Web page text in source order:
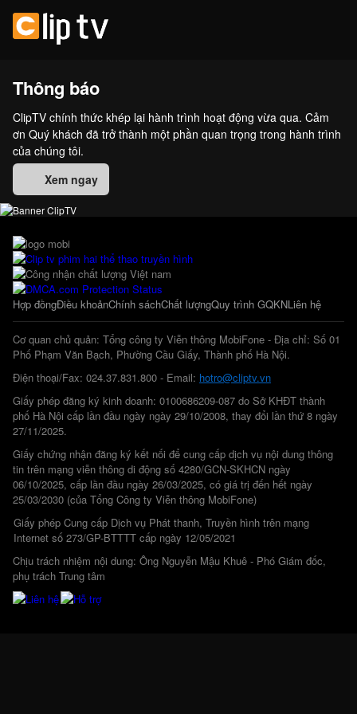
Thông báo
ClipTV chính thức khép lại hành trình hoạt động vừa qua. Cảm
ơn Quý khách đã trở thành một phần quan trọng trong hành trình
của chúng tôi.
Xem ngay
Hợp đồngĐiều khoảnChính sáchChất lượngQuy trình GQKNLiên hệ
Cơ quan chủ quản: Tổng công ty Viễn thông MobiFone - Địa chỉ: Số 01
Phố Phạm Văn Bạch, Phường Cầu Giấy, Thành phố Hà Nội.
Điện thoại/Fax: 024.37.831.800 - Email: hotro@cliptv.vn
Giấy phép đăng ký kinh doanh: 0100686209-087 do Sở KHĐT thành
phố Hà Nội cấp lần đầu ngày ngày 29/10/2008, thay đổi lần thứ 8 ngày
27/11/2025.
Giấy chứng nhận đăng ký kết nối để cung cấp dịch vụ nội dung thông
tin trên mạng viễn thông di động số 4280/GCN-SKHCN ngày
06/10/2025, cấp lần đầu ngày 26/03/2025, có giá trị đến hết ngày
25/03/2030 (của Tổng Công ty Viễn thông MobiFone)
Giấy phép Cung cấp Dịch vụ Phát thanh, Truyền hình trên mạng
Internet số 273/GP-BTTTT cấp ngày 12/05/2021
Chịu trách nhiệm nội dung: Ông Nguyễn Mậu Khuê - Phó Giám đốc,
phụ trách Trung tâm